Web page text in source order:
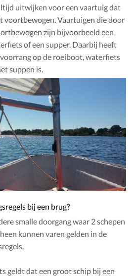
uitwijken voor een vaartuig dat
voortbewogen. Vaartuigen die door
zijn bijvoorbeeld een
of een supper. Daarbij heeft
op de roeiboot, waterfiets
suppen is.
bij een brug?
smalle doorgang waar 2 schepen
kunnen varen gelden in de
geldt dat een groot schip bij een